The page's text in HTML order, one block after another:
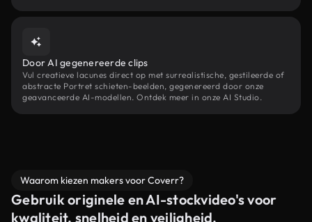
Door AI gegenereerde clips
Vul creatieve lacunes direct op met surrealistische, gestileerde of
abstracte Portret schieten-beelden, gegenereerd door onze
geavanceerde AI-modellen. Ontdek meer in onze AI Studio.
Waarom kiezen makers voor Coverr?
Gebruik originele en AI-stockvideo's voor
kwaliteit, snelheid en veiligheid.